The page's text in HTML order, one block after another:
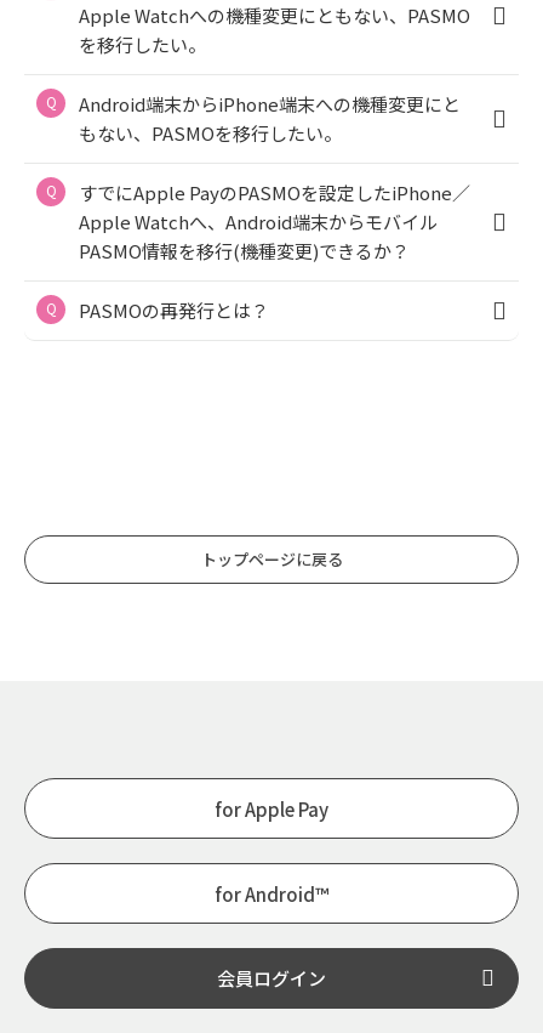
Apple Watchへの機種変更にともない、PASMO
を移行したい。
Android端末からiPhone端末への機種変更にと
もない、PASMOを移行したい。
すでにApple PayのPASMOを設定したiPhone／
Apple Watchへ、Android端末からモバイル
PASMO情報を移行(機種変更)できるか？
PASMOの再発行とは？
トップページに戻る
for Apple Pay
for Android™
会員ログイン